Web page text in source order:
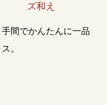
ズ和え
間でかんたんに一品
。